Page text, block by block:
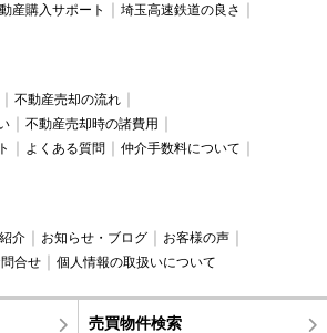
産購入サポート
埼玉高速鉄道の良さ
不動産売却の流れ
不動産売却時の諸費用
よくある質問
仲介手数料について
介 お知らせ・ブログ
お客様の声
合せ 個人情報の取扱いについて
売買物件検索